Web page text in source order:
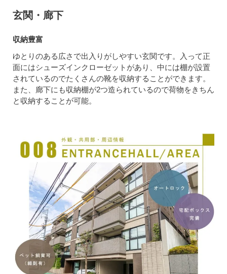
玄関・廊下
収納豊富
ゆとりのある広さで出入りがしやすい玄関です。入って正
面にはシューズインクローゼットがあり、中には棚が設置
されているのでたくさんの靴を収納することができます。
また、廊下にも収納棚が2つ造られているので荷物をきちん
と収納することが可能。